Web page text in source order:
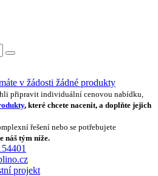
v žádosti žádné produkty
připravit individuální cenovou nabídku,
, které chcete nacenit, a doplňte jejich
řešení nebo se potřebujete
náš tým níže.
projekt